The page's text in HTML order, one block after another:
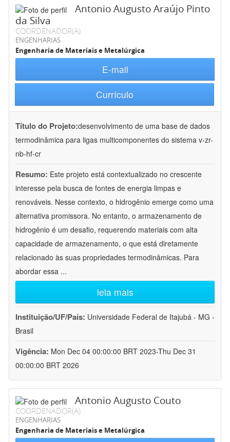
Antonio Augusto Araújo Pinto
da Silva
COORDENADOR(A)
ENGENHARIAS
Engenharia de Materiais e Metalúrgica
E-mail
Currículo
Título do Projeto:desenvolvimento de uma base de dados
termodinâmica para ligas multicomponentes do sistema v-zr-
nb-hf-cr
Resumo: Este projeto está contextualizado no crescente
interesse pela busca de fontes de energia limpas e
renováveis. Nesse contexto, o hidrogênio emerge como uma
alternativa promissora. No entanto, o armazenamento de
hidrogênio é um desafio, requerendo materiais com alta
capacidade de armazenamento, o que está diretamente
relacionado às suas propriedades termodinâmicas. Para
abordar essa ...
leia mais
Instituição/UF/País: Universidade Federal de Itajubá - MG -
Brasil
Vigência: Mon Dec 04 00:00:00 BRT 2023-Thu Dec 31
00:00:00 BRT 2026
Antonio Augusto Couto
COORDENADOR(A)
ENGENHARIAS
Engenharia de Materiais e Metalúrgica